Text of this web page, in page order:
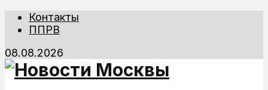
Контакты
ППРВ
08.08.2026